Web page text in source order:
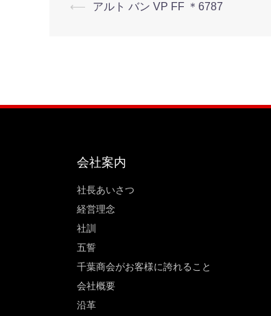
⟵ アルト バン VP FF ＊6787
会社案内
社長あいさつ
経営理念
社訓
五誓
千葉商会がお客様に誇れること
会社概要
沿革